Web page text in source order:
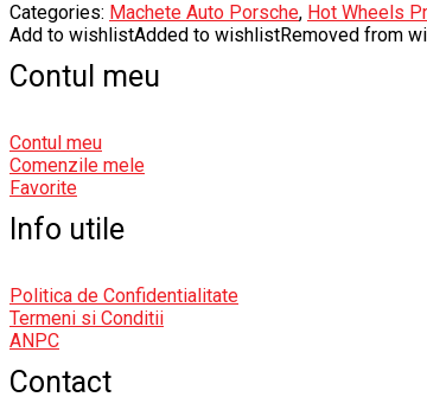
Categories: Machete Auto Porsche, Hot Wheels
Add to wishlistAdded to wishlistRemoved from
Contul meu
Contul meu
Comenzile mele
Favorite
Info utile
Politica de Confidentialitate
Termeni si Conditii
ANPC
Contact